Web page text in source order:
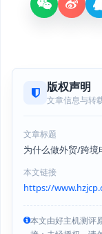
版权声明
文章信息与转
文章标题
为什么做外贸/跨境
本文链接
https://
本文由好主机测评